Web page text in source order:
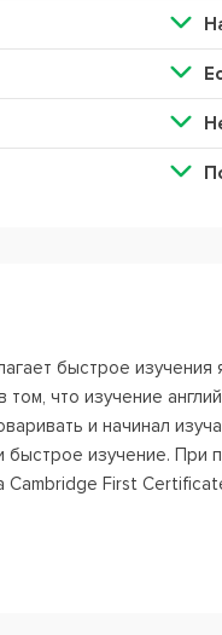
быстрое изучения
что изучение
и начинал
изучение. При
Cambridge First